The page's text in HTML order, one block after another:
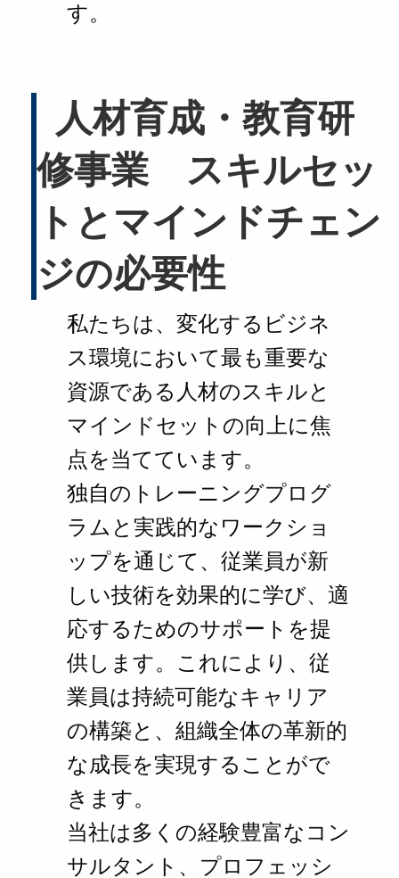
す。
人材育成・教育研
修事業 スキルセッ
トとマインドチェン
ジの必要性
私たちは、変化するビジネ
ス環境において最も重要な
資源である人材のスキルと
マインドセットの向上に焦
点を当てています。
独自のトレーニングプログ
ラムと実践的なワークショ
ップを通じて、従業員が新
しい技術を効果的に学び、適
応するためのサポートを提
供します。これにより、従
業員は持続可能なキャリア
の構築と、組織全体の革新的
な成長を実現することがで
きます。
当社は多くの経験豊富なコン
サルタント、プロフェッシ